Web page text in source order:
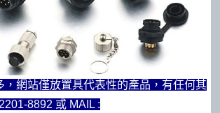
，網站僅放置具代表性的產品，有任何其
8892 或 MAIL :